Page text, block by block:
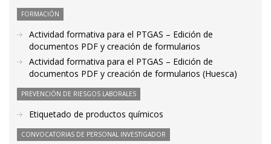
FORMACIÓN
Actividad formativa para el PTGAS – Edición de
documentos PDF y creación de formularios
Actividad formativa para el PTGAS – Edición de
documentos PDF y creación de formularios (Huesca)
PREVENCIÓN DE RIESGOS LABORALES
Etiquetado de productos químicos
CONVOCATORIAS DE PERSONAL INVESTIGADOR